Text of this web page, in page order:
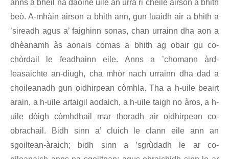
anns a bheil na daoine uile an urra ri chèile airson a bhith
beò. A-mhàin airson a bhith ann, gun luaidh air a bhith a
’sireadh agus a’ faighinn sonas, chan urrainn dha aon a
dhèanamh às aonais comas a bhith ag obair gu co-
chòrdail le feadhainn eile. Anns a ’chomann àrd-
leasaichte an-diugh, cha mhòr nach urrainn dha dad a
choileanadh gun oidhirpean còmhla. Tha a h-uile beairt
arain, a h-uile artaigil aodaich, a h-uile taigh no àros, a h-
uile dòigh còmhdhail mar thoradh air oidhirpean co-
obrachail. Bidh sinn a’ cluich le clann eile ann an
sgoiltean-àraich; bidh sinn a ’sgrùdadh le ar co-